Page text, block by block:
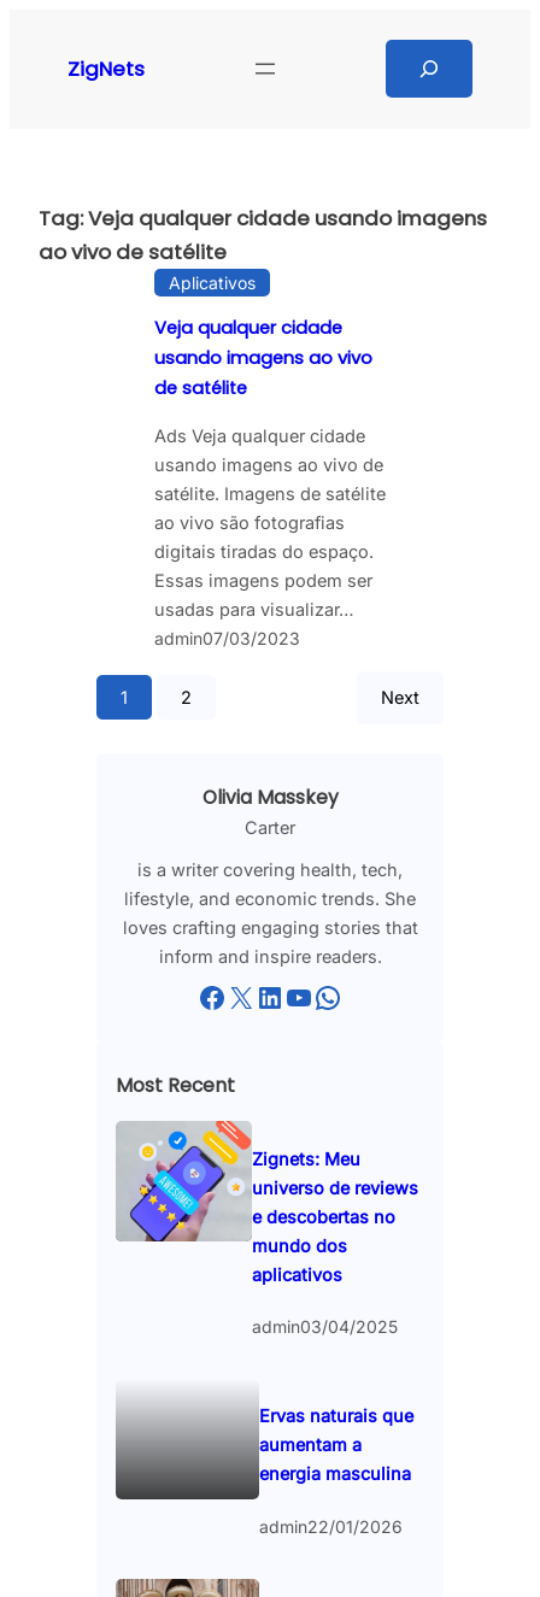
ZigNets
Tag:Veja qualquer cidade usando imagens
ao vivo de satélite
Aplicativos
Veja qualquer cidade
usando imagens ao vivo
de satélite
Ads Veja qualquer cidade
usando imagens ao vivo de
satélite. Imagens de satélite
ao vivo são fotografias
digitais tiradas do espaço.
Essas imagens podem ser
usadas para visualizar…
admin07/03/2023
1 2 Next
Olivia Masskey
Carter
is a writer covering health, tech,
lifestyle, and economic trends. She
loves crafting engaging stories that
inform and inspire readers.
Facebook X LinkedIn YouTube WhatsApp
Most Recent
Zignets: Meu
universo de reviews
e descobertas no
mundo dos
aplicativos
admin03/04/2025
Ervas naturais que
aumentam a
energia masculina
admin22/01/2026